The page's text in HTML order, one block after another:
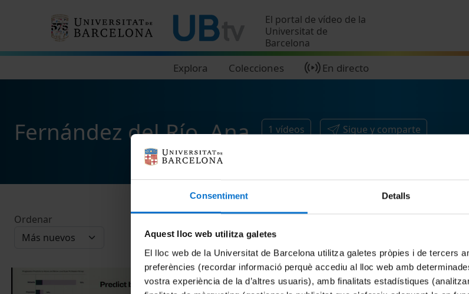
Consentiment Detalls
Aquest lloc web utilitza galetes
El lloc web de la Universitat de Barcelona utilitza galetes pròpies i de tercers
preferències (recordar informació perquè accediu al lloc web amb
vostra experiència de la d’altres usuaris), amb finalitats estadístiques
El portal de vídeo de la
Universitat de
Barcelona
Explora Colecciones En directo
Fernández del Río, Ana 1 vídeos Sigue y comparte
Ordenar